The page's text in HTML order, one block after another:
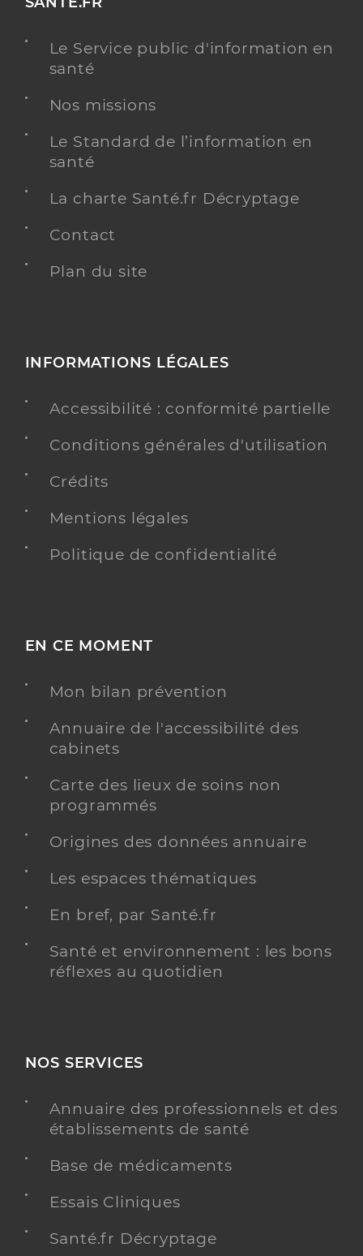
Le Service public d'information en
santé
Nos missions
Le Standard de l’information en
santé
La charte Santé.fr Décryptage
Contact
Plan du site
INFORMATIONS LÉGALES
Accessibilité : conformité partielle
Conditions générales d'utilisation
Crédits
Mentions légales
Politique de confidentialité
EN CE MOMENT
Mon bilan prévention
Annuaire de l'accessibilité des
cabinets
Carte des lieux de soins non
programmés
Origines des données annuaire
Les espaces thématiques
En bref, par Santé.fr
Santé et environnement : les bons
réflexes au quotidien
NOS SERVICES
Annuaire des professionnels et des
établissements de santé
Base de médicaments
Essais Cliniques
Santé.fr Décryptage